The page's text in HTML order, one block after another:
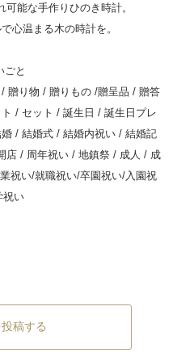
能な手作りひのき時計。
心温まる木の時計を。
ごと
贈り物 / 贈りもの /贈呈品 / 贈答
/ セット / 誕生日 / 誕生日プレ
/ 結婚式 / 結婚内祝い / 結婚記
店 / 周年祝い / 地鎮祭 / 成人 / 成
祝い/就職祝い/卒園祝い/入園祝
祝い
稿する